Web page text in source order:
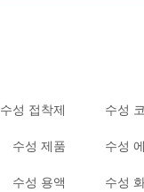
수성 접착제 수성
수성 제품 수성
수성 용액 수성